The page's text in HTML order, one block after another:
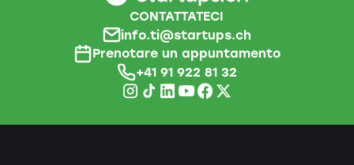
CONTATTATECI
info.ti@startups.ch
Prenotare un appuntamento
+41 91 922 81 32